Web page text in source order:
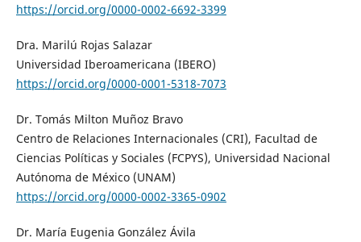
https://orcid.org/0000-0002-6692-3399
Dra. Marilú Rojas Salazar
Universidad Iberoamericana (IBERO)
https://orcid.org/0000-0001-5318-7073
Dr. Tomás Milton Muñoz Bravo
Centro de Relaciones Internacionales (CRI), Facultad de
Ciencias Políticas y Sociales (FCPYS), Universidad Nacional
Autónoma de México (UNAM)
https://orcid.org/0000-0002-3365-0902
Dr. María Eugenia González Ávila